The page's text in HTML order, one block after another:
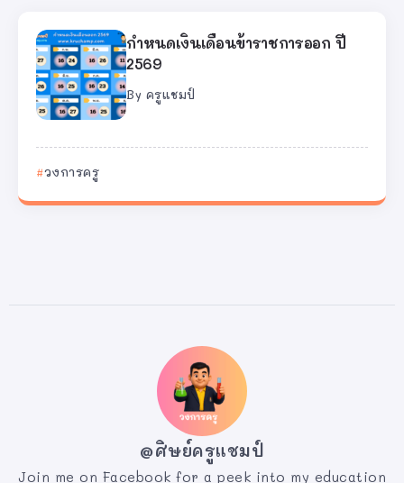
กำหนดเงินเดือนข้าราชการออก ปี
2569
By ครูแชมป์
วงการครู
@ศิษย์ครูแชมป์
Join me on Facebook for a peek into my education